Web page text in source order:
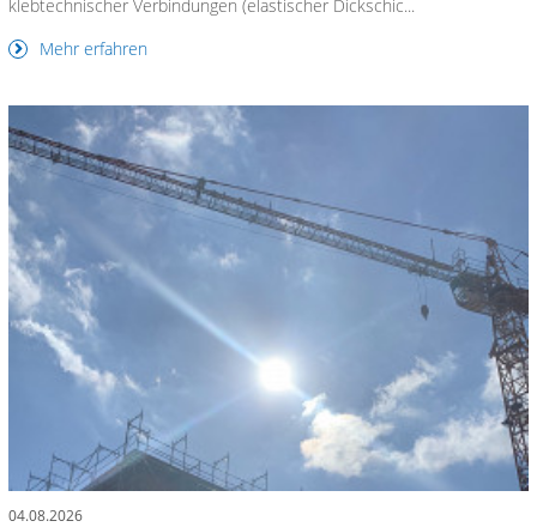
klebtechnischer Verbindungen (elastischer Dickschic...
Mehr erfahren
04.08.2026